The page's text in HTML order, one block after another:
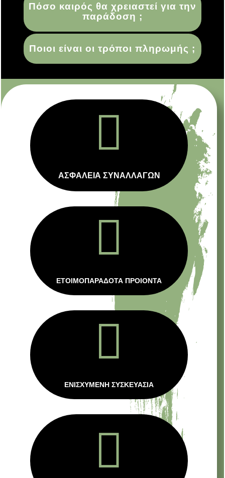
Πόσο καιρός θα χρειαστεί για την
παράδοση ;
Ποιοι είναι οι τρόποι πληρωμής ;

ΑΣΦΑΛΕΙΑ ΣΥΝΑΛΛΑΓΩΝ

ΕΤΟΙΜΟΠΑΡΑΔΟΤΑ ΠΡΟΙΟΝΤΑ

ΕΝΙΣΧΥΜΕΝΗ ΣΥΣΚΕΥΑΣΙΑ
